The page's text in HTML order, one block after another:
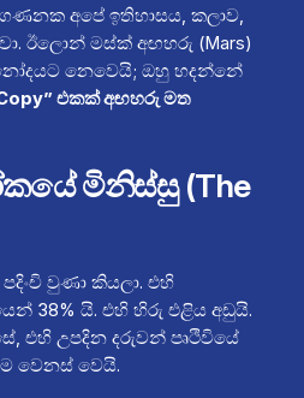
අපේ ඉතිහාසය, කලාව,
ඊලොන් මස්ක් අඟහරු (Mars)
නෙවෙයි; ඔහු හදන්නේ
එකක් අඟහරු මත
මිනිස්සු (The
වුණා කියලා. එහි
38% යි. එහි හිරු එළිය අඩුයි.
එහි උපදින දරුවන් පෘථිවියේ
වෙනස් වෙයි.